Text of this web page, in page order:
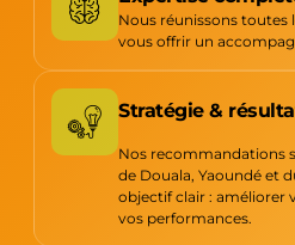
Nous réunissons
vous offrir un
Stratégie &
Nos recommandations
de Douala, Yaoundé et
objectif clair : améliorer
vos performances.